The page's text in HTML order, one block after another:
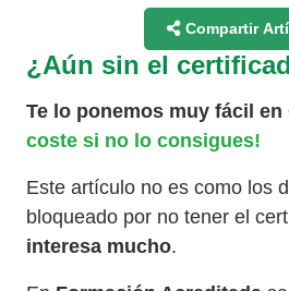
Compartir
¿Aún sin el
Te lo ponemos muy fácil en
coste si no lo consigues!
Este artículo no es como los
bloqueado por no tener el
interesa mucho.